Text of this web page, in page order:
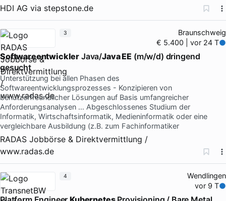
HDI AG via stepstone.de
Braunschweig
€ 5.400 | vor 24 T
Softwareentwickler Java/Java EE (m/w/d) dringend
gesucht
Unterstützung bei allen Phasen des
Softwareentwicklungsprozesses - Konzipieren von
benutzerfreundlicher Lösungen auf Basis umfangreicher
Anforderungsanalysen … Abgeschlossenes Studium der
Informatik, Wirtschaftsinformatik, Medieninformatik oder eine
vergleichbare Ausbildung (z.B. zum Fachinformatiker
RADAS Jobbörse & Direktvermittlung /
www.radas.de
3
Wendlingen
vor 9 T
4